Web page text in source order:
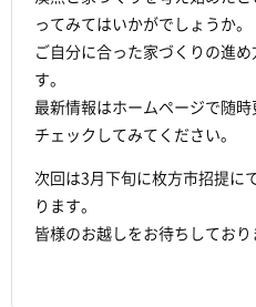
ってみてはいかがでしょうか。
ご自分に合った家づくりの進
す。
最新情報はホームページで随
チェックしてみてください。
次回は3月下旬に枚方市招提に
ります。
皆様のお越しをお待ちしており